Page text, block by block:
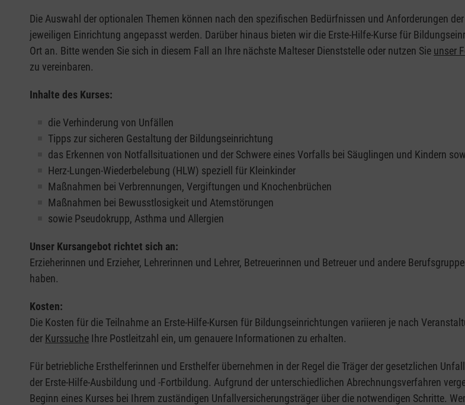
Die Auswahl der optionalen Themen können nach den spezifischen Bedürfnissen und Anforderungen
jeweiligen Einrichtung angepasst werden. Darüber hinaus bieten wir die Erste-Hilfe-Kurse für
Ort an. Bitte wenden Sie sich in diesem Fall an Ihre nächste Malteser Dienststelle oder nutzen Sie unser
zu vereinbaren.
Inhalte des Kurses:
die Verhinderung von Unfällen
Tipps zur sicheren Gestaltung der Bildungseinrichtung
das Erkennen von Notfallsituationen und der Schwere eines Vorfalls bei Säuglingen und Kindern
Herz-Lungen-Wiederbelebung (HLW) speziell für Kleinkinder
Maßnahmen bei Verbrennungen, Vergiftungen und Knochenbrüchen
Maßnahmen bei Bewusstlosigkeit und Atemstörungen
sowie Pseudokrupp, Asthma und Allergien
Unser Kursangebot richtet sich an:
Erzieherinnen und Erzieher, Lehrerinnen und Lehrer, Betreuerinnen und Betreuer und andere
haben.
Kosten:
Die Kosten für die Teilnahme an Erste-Hilfe-Kursen für Bildungseinrichtungen variieren je nach
der Kurssuche Ihre Postleitzahl ein, um genauere Informationen zu erhalten.
Für betriebliche Ersthelferinnen und Ersthelfer übernehmen in der Regel die Träger der gesetzlichen
der Erste-Hilfe-Ausbildung und -Fortbildung. Aufgrund der unterschiedlichen Abrechnungsverfahren
Beginn eines Kurses bei Ihrem zuständigen Unfallversicherungsträger über die notwendigen Schritte.